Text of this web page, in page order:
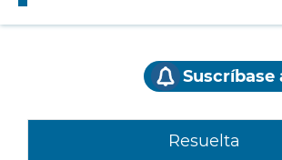
Suscríbase
Resuelta